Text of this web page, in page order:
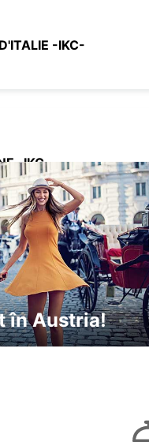
-IKC-
-IKC-
- FRANCE
în Austria!